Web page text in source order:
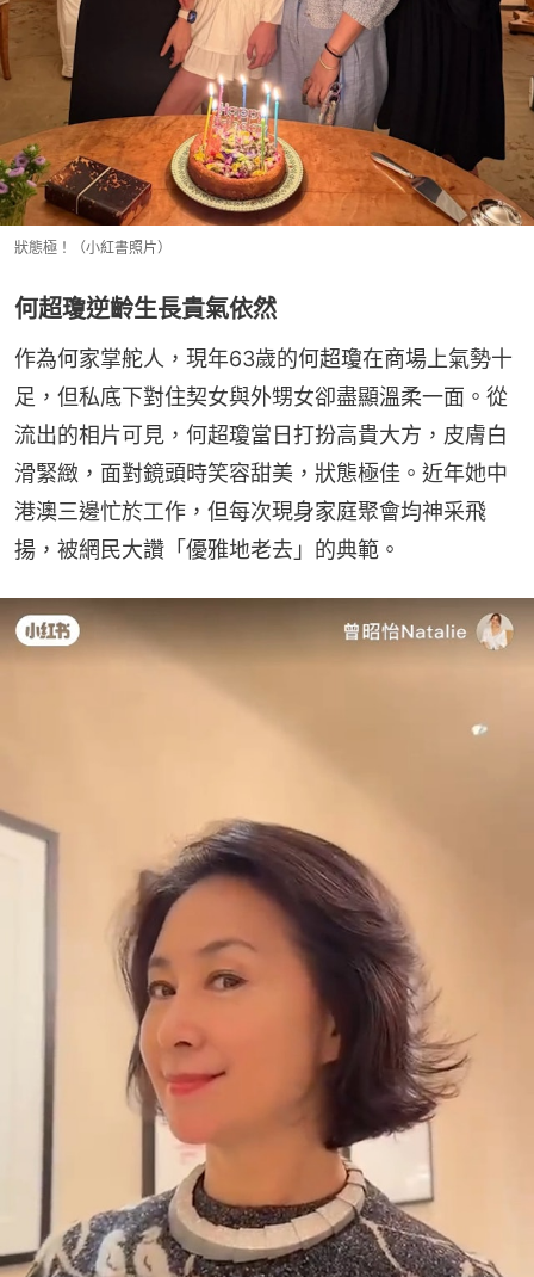
狀態極！（小紅書照片）
何超瓊逆齡生長貴氣依然
作為何家掌舵人，現年63歲的何超瓊在商場上氣勢十
足，但私底下對住契女與外甥女卻盡顯溫柔一面。從
流出的相片可見，何超瓊當日打扮高貴大方，皮膚白
滑緊緻，面對鏡頭時笑容甜美，狀態極佳。近年她中
港澳三邊忙於工作，但每次現身家庭聚會均神采飛
揚，被網民大讚「優雅地老去」的典範。